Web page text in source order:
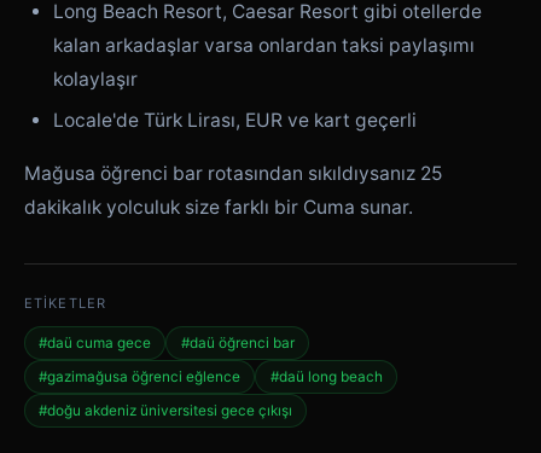
Long Beach Resort, Caesar Resort gibi otellerde
kalan arkadaşlar varsa onlardan taksi paylaşımı
kolaylaşır
Locale'de Türk Lirası, EUR ve kart geçerli
Mağusa öğrenci bar rotasından sıkıldıysanız 25
dakikalık yolculuk size farklı bir Cuma sunar.
ETIKETLER
#daü cuma gece
#daü öğrenci bar
#gazimağusa öğrenci eğlence
#daü long beach
#doğu akdeniz üniversitesi gece çıkışı